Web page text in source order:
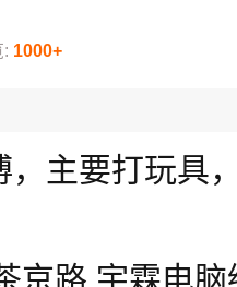
: 1000+
，主要打玩具
京路 宇霖电脑